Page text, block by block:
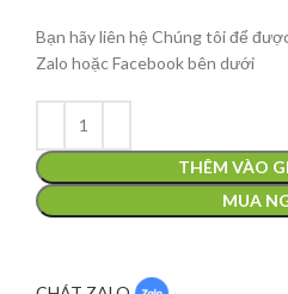
Bạn hãy liên hệ Chúng tôi để
Zalo hoặc Facebook bên dưới
THÊM VÀO
MUA